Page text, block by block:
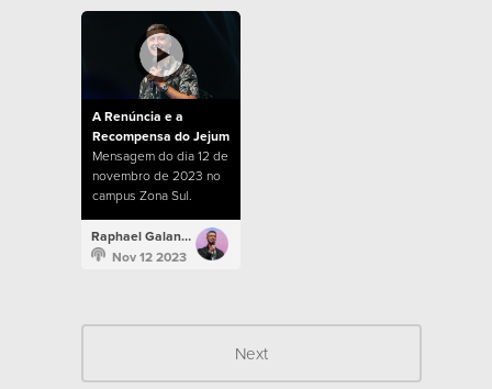
A Renúncia e a
Recompensa do Jejum
Mensagem do dia 12 de
novembro de 2023 no
campus Zona Sul.
Raphael Galante
Nov 12 2023
Next